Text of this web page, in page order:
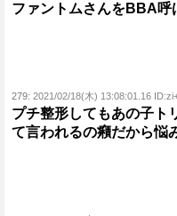
ファントムさんをBBA呼
279: 2021/02/18(木) 13:08:01.16
プチ整形してもあの子ト
て言われるの癪だから悩